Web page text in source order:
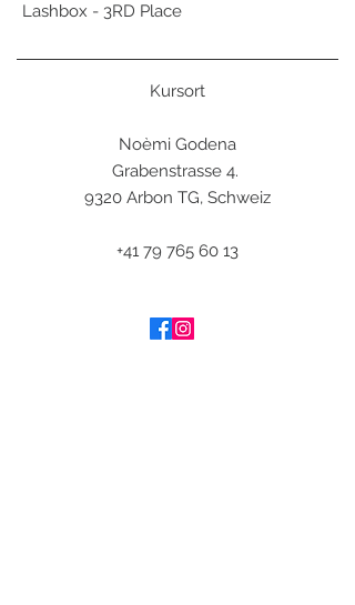
Lashbox - 3RD Place
Kursort
Noèmi Godena
Grabenstrasse 4.
9320 Arbon TG, Schweiz
+41 79 765 60 13